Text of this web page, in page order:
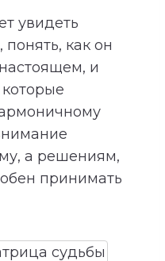
увидеть
как он
и
а решениям,
принимать